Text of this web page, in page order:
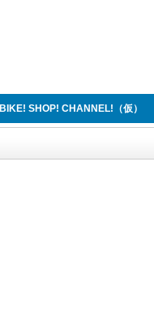
BIKE! SHOP! CHANNEL!（仮）